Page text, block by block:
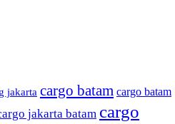
jakarta cargo batam cargo batam
jakarta batam cargo